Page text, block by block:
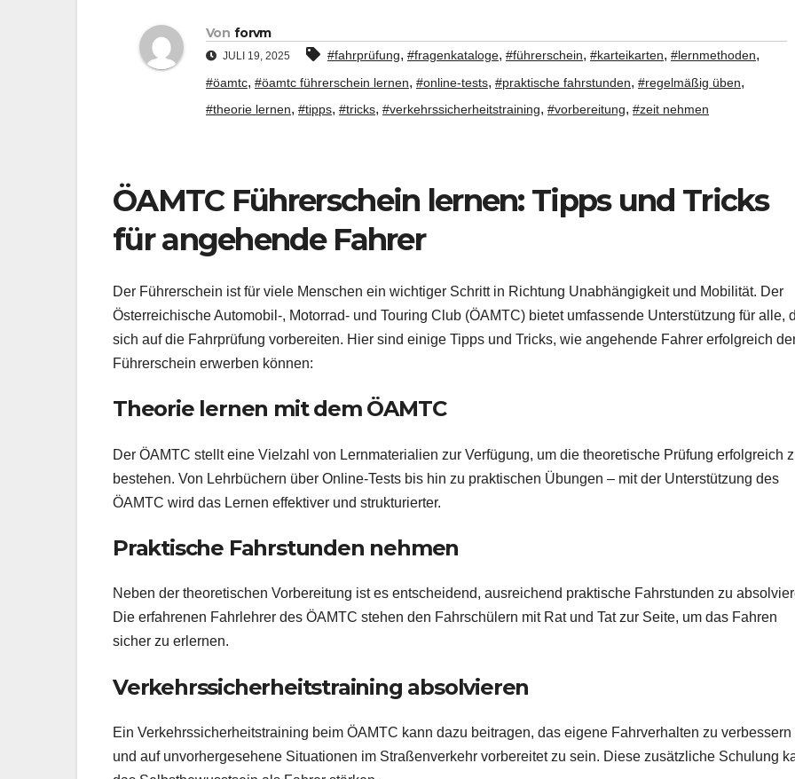
Von forvm
JULI 19, 2025 #fahrprüfung, #fragenkataloge, #führerschein, #karteikarten, #lernmethoden,
#öamtc, #öamtc führerschein lernen, #online-tests, #praktische fahrstunden, #regelmäßig üben,
#theorie lernen, #tipps, #tricks, #verkehrssicherheitstraining, #vorbereitung, #zeit nehmen
ÖAMTC Führerschein lernen: Tipps und Tricks
für angehende Fahrer
Der Führerschein ist für viele Menschen ein wichtiger Schritt in Richtung Unabhängigkeit und Mobilität. Der
Österreichische Automobil-, Motorrad- und Touring Club (ÖAMTC) bietet umfassende Unterstützung für alle,
sich auf die Fahrprüfung vorbereiten. Hier sind einige Tipps und Tricks, wie angehende Fahrer erfolgreich
Führerschein erwerben können:
Theorie lernen mit dem ÖAMTC
Der ÖAMTC stellt eine Vielzahl von Lernmaterialien zur Verfügung, um die theoretische Prüfung erfolgreich
bestehen. Von Lehrbüchern über Online-Tests bis hin zu praktischen Übungen – mit der Unterstützung des
ÖAMTC wird das Lernen effektiver und strukturierter.
Praktische Fahrstunden nehmen
Neben der theoretischen Vorbereitung ist es entscheidend, ausreichend praktische Fahrstunden zu
Die erfahrenen Fahrlehrer des ÖAMTC stehen den Fahrschülern mit Rat und Tat zur Seite, um das Fahren
sicher zu erlernen.
Verkehrssicherheitstraining absolvieren
Ein Verkehrssicherheitstraining beim ÖAMTC kann dazu beitragen, das eigene Fahrverhalten zu verbessern
und auf unvorhergesehene Situationen im Straßenverkehr vorbereitet zu sein. Diese zusätzliche Schulung